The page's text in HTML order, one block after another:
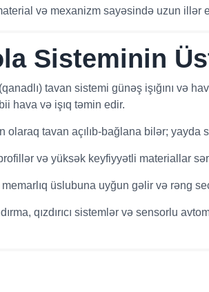
və mexanizm sayəsində uzun illər
Sisteminin
tavan sistemi günəş işığını və
hava və işıq təmin edir.
olaraq tavan açılıb-bağlana bilər; yayda
və yüksək keyfiyyətli materiallar
üslubuna uyğun gəlir və rəng
qızdırıcı sistemlər və sensorlu